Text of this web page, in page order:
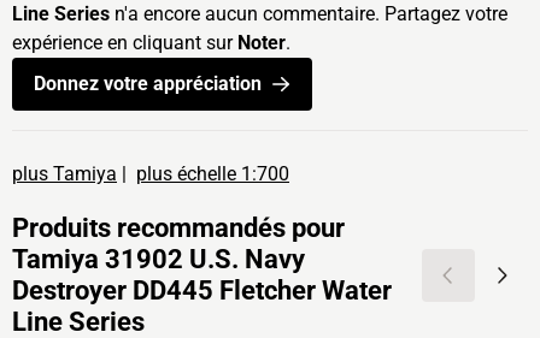
Line Series n'a encore aucun commentaire. Partagez votre
expérience en cliquant sur Noter.
Donnez votre appréciation
plus Tamiya | plus échelle 1:700
Produits recommandés pour
Tamiya 31902 U.S. Navy
Destroyer DD445 Fletcher Water
Line Series